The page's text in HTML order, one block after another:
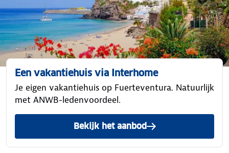
Een vakantiehuis via Interhome
Je eigen vakantiehuis op Fuerteventura. Natuurlijk
met ANWB-ledenvoordeel.
Bekijk het aanbod